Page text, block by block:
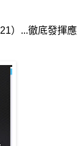
21） ...徹底發揮應